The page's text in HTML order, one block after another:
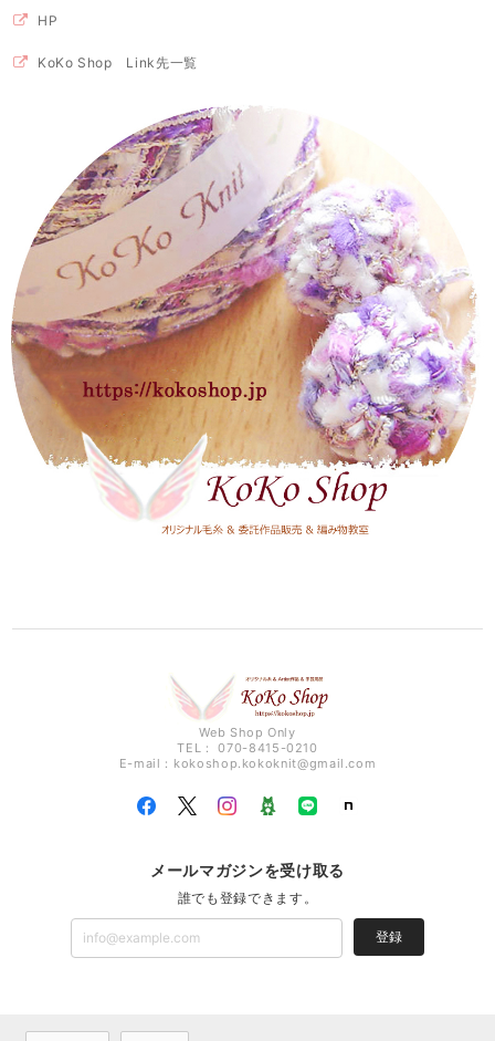
HP
KoKo Shop Link先一覧
Web Shop Only
TEL： 070-8415-0210
E-mail： kokoshop.kokoknit@gmail.com
メールマガジンを受け取る
誰でも登録できます。
登録